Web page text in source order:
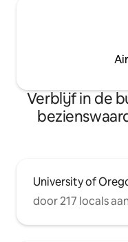
Verblijf in de
University of
door 217 locals